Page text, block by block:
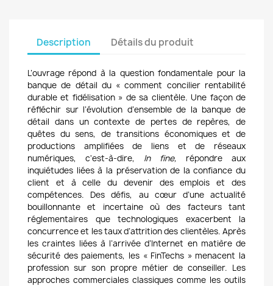
Description Détails du produit
L’ouvrage répond à la question fondamentale pour la
banque de détail du « comment concilier rentabilité
durable et fidélisation » de sa clientèle. Une façon de
réfléchir sur l’évolution d’ensemble de la banque de
détail dans un contexte de pertes de repères, de
quêtes du sens, de transitions économiques et de
productions amplifiées de liens et de réseaux
numériques, c'est-à-dire, In fine, répondre aux
inquiétudes liées à la préservation de la confiance du
client et à celle du devenir des emplois et des
compétences. Desdéfis, au cœur d’une actualité
bouillonnante et incertaine où des facteurs tant
réglementaires que technologiques exacerbent la
concurrence et les taux d’attrition des clientèles. Après
les craintes liées à l’arrivée d’Internet en matière de
sécurité des paiements, les « FinTechs » menacent la
profession sur son propre métier de conseiller. Les
approches commerciales classiques comme les outils